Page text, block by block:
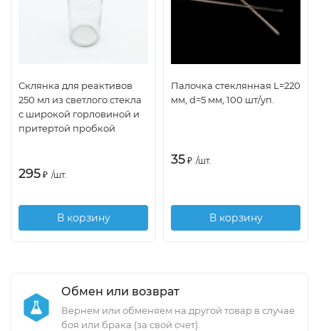
Склянка для реактивов
250 мл из светлого стекла
с широкой горловиной и
притертой пробкой
295 ₽ /шт.
В корзину
Палочка стеклянная L=220
мм, d=5 мм, 100 шт/уп.
35 ₽ /шт.
В корзину
Обмен или возврат
Вернем или обменяем на другой товар в случае
боя или брака (за свой счет).